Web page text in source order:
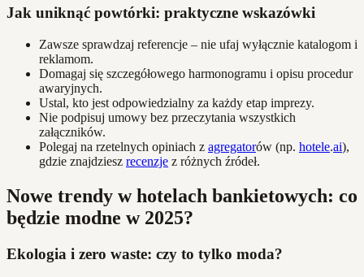
Jak uniknąć powtórki: praktyczne wskazówki
Zawsze sprawdzaj referencje – nie ufaj wyłącznie katalogom i
reklamom.
Domagaj się szczegółowego harmonogramu i opisu procedur
awaryjnych.
Ustal, kto jest odpowiedzialny za każdy etap imprezy.
Nie podpisuj umowy bez przeczytania wszystkich
załączników.
Polegaj na rzetelnych opiniach z agregatorów (np. hotele.ai),
gdzie znajdziesz recenzje z różnych źródeł.
Nowe trendy w hotelach bankietowych: co
będzie modne w 2025?
Ekologia i zero waste: czy to tylko moda?